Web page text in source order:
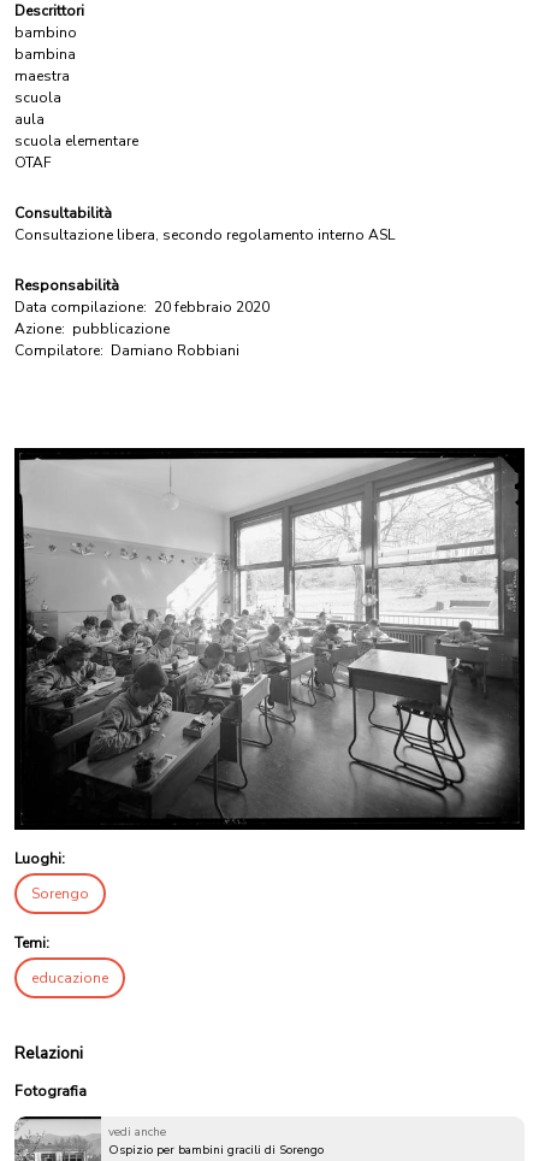
Descrittori
bambino
bambina
maestra
scuola
aula
scuola elementare
OTAF
Consultabilità
Consultazione libera, secondo regolamento interno ASL
Responsabilità
Data compilazione: 20 febbraio 2020
Azione: pubblicazione
Compilatore: Damiano Robbiani
Luoghi:
Sorengo
Temi:
educazione
Relazioni
Fotografia
vedi anche
Ospizio per bambini gracili di Sorengo